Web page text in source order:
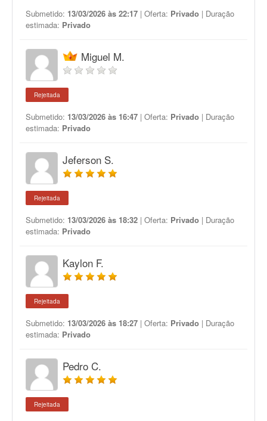
Submetido: 13/03/2026 às 22:17 | Oferta: Privado | Duração
estimada: Privado
Miguel M.
Rejeitada
Submetido: 13/03/2026 às 16:47 | Oferta: Privado | Duração
estimada: Privado
Jeferson S.
Rejeitada
Submetido: 13/03/2026 às 18:32 | Oferta: Privado | Duração
estimada: Privado
Kaylon F.
Rejeitada
Submetido: 13/03/2026 às 18:27 | Oferta: Privado | Duração
estimada: Privado
Pedro C.
Rejeitada